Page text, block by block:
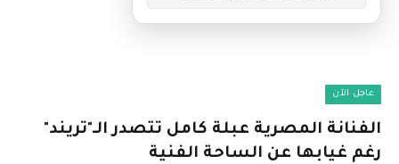
عاجل الآن
الفنانة المصرية عبلة كامل تتصدر الـ"تريند"
رغم غيابها عن الساحة الفنية